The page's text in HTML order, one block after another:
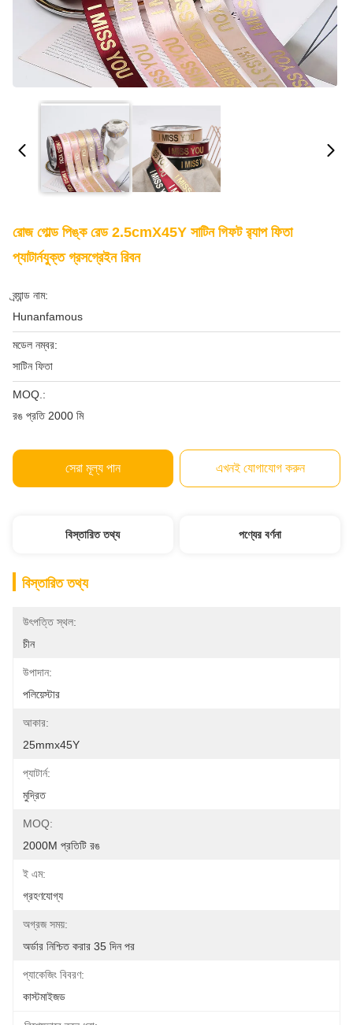
রোজ গোল্ড পিঙ্ক রেড 2.5cmX45Y সাটিন গিফট র‍্যাপ ফিতা
প্যাটার্নযুক্ত গ্রসগ্রেইন রিবন
ব্র্যান্ড নাম:
Hunanfamous
মডেল নম্বর:
সাটিন ফিতা
MOQ.:
রঙ প্রতি 2000 মি
সেরা মূল্য পান এখনই যোগাযোগ করুন
বিস্তারিত তথ্য পণ্যের বর্ণনা
বিস্তারিত তথ্য
উৎপত্তি স্থল:
চীন
উপাদান:
পলিয়েস্টার
আকার:
25mmx45Y
প্যাটার্ন:
মুদ্রিত
MOQ:
2000M প্রতিটি রঙ
ই এম:
গ্রহণযোগ্য
অগ্রজ সময়:
অর্ডার নিশ্চিত করার 35 দিন পর
প্যাকেজিং বিবরণ:
কাস্টমাইজড